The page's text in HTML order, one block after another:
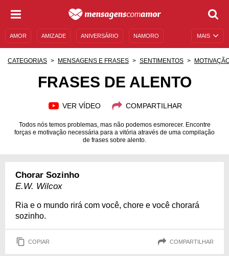
MAIS
AMOR AMIZADE ANIVERSÁRIO NAMORO
CATEGORIAS MENSAGENS E FRASES SENTIMENTOS
FRASES DE ALENTO
VER VÍDEO COMPARTILHAR
Todos nós temos problemas, mas não podemos esmorecer. Encontre
forças e motivação necessária para a vitória através de uma compilação
de frases sobre alento.
Chorar Sozinho
E.W. Wilcox
Ria e o mundo rirá com você, chore e você chorará
sozinho.
COPIAR COMPARTILHAR